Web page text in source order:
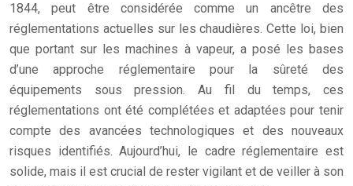
1844, peut être considérée comme un ancêtre des
réglementations actuelles sur les chaudières. Cette loi, bien
que portant sur les machines à vapeur, a posé les bases
d’une approche réglementaire pour la sûreté des
équipements sous pression. Au fil du temps, ces
réglementations ont été complétées et adaptées pour tenir
compte des avancées technologiques et des nouveaux
risques identifiés. Aujourd’hui, le cadre réglementaire est
solide, mais il est crucial de rester vigilant et de veiller à son